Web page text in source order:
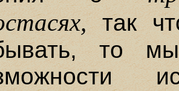
так
то